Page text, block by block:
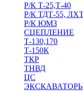
Р/К Т-25,Т-40
Р/К ТДТ-55,
Р/К ЮМЗ
СЦЕПЛЕНИЕ
Т-130,170
Т-150К
ТКР
ТНВД
ЦС
ЭКСКАВАТОРЫ